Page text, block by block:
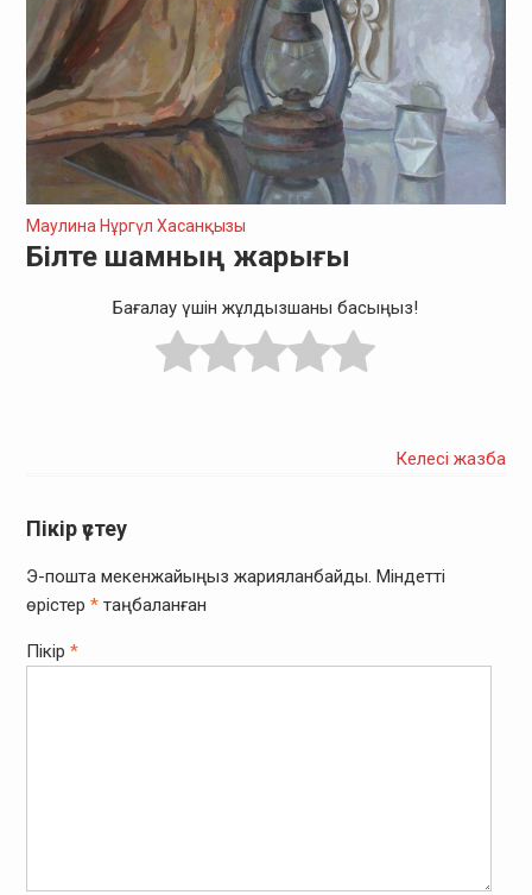
Маулина Нұргүл Хасанқызы
Білте шамның жарығы
Бағалау үшін жұлдызшаны басыңыз!
Келесі жазба
Пікір үстеу
Э-пошта мекенжайыңыз жарияланбайды. Міндетті
өрістер *таңбаланған
Пікір *